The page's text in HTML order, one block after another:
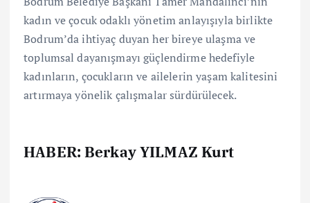
kadın ve çocuk odaklı yönetim anlayışıyla birlikte
Bodrum’da ihtiyaç duyan her bireye ulaşma ve
toplumsal dayanışmayı güçlendirme hedefiyle
kadınların, çocukların ve ailelerin yaşam kalitesini
artırmaya yönelik çalışmalar sürdürülecek.
HABER: Berkay YILMAZ Kurt